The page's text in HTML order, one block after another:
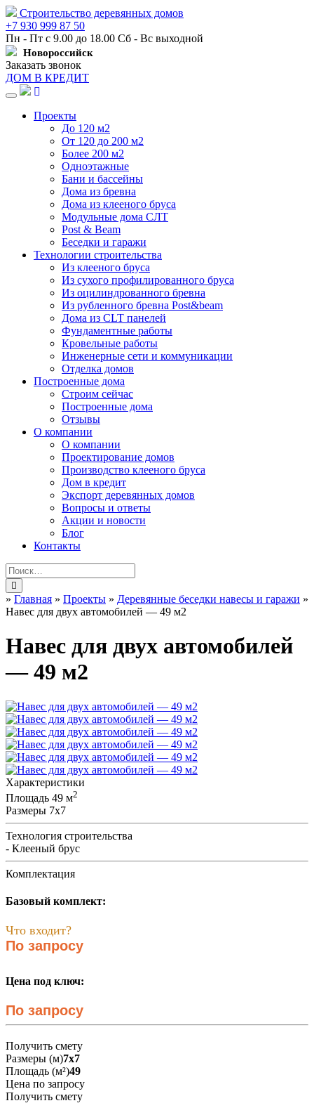
Строительство деревянных домов
+7 930 999 87 50
Пн - Пт с 9.00 до 18.00 Сб - Вс выходной
Новороссийск
Заказать звонок
ДОМ В КРЕДИТ
Навигация
Проекты
До 120 м2
От 120 до 200 м2
Более 200 м2
Одноэтажные
Бани и бассейны
Дома из бревна
Дома из клееного бруса
Модульные дома СЛТ
Post & Beam
Беседки и гаражи
Технологии строительства
Из клееного бруса
Из сухого профилированного бруса
Из оцилиндрованного бревна
Из рубленного бревна Post&beam
Дома из CLT панелей
Фундаментные работы
Кровельные работы
Инженерные сети и коммуникации
Отделка домов
Построенные дома
Строим сейчас
Построенные дома
Отзывы
О компании
О компании
Проектирование домов
Производство клееного бруса
Дом в кредит
Экспорт деревянных домов
Вопросы и ответы
Акции и новости
Блог
Контакты
» Главная » Проекты » Деревянные беседки навесы и гаражи »
Навес для двух автомобилей — 49 м2
Навес для двух автомобилей
— 49 м2
Характеристики
Площадь 49 м2
Размеры 7х7
Технология строительства
- Клееный брус
Комплектация
Базовый комплект:
Что входит?
По запросу
Цена под ключ:
По запросу
Получить смету
Размеры (м)7х7
Площадь (м²)49
Цена по запросу
Получить смету